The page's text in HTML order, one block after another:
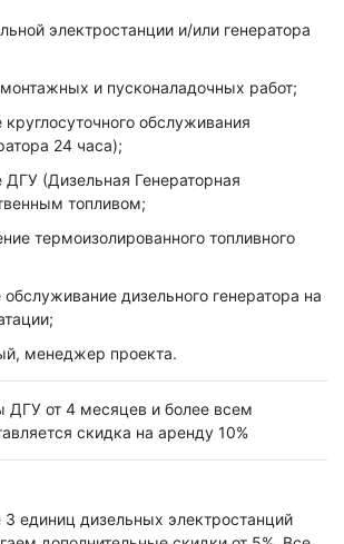
электростанции и/или генератора
и пусконаладочных работ;
круглосуточного обслуживания
24 часа);
ДГУ (Дизельная Генераторная
топливом;
термоизолированного топливного
обслуживание дизельного генератора на
менеджер проекта.
ДГУ от 4 месяцев и более всем
скидка на аренду 10%
единиц дизельных электростанций